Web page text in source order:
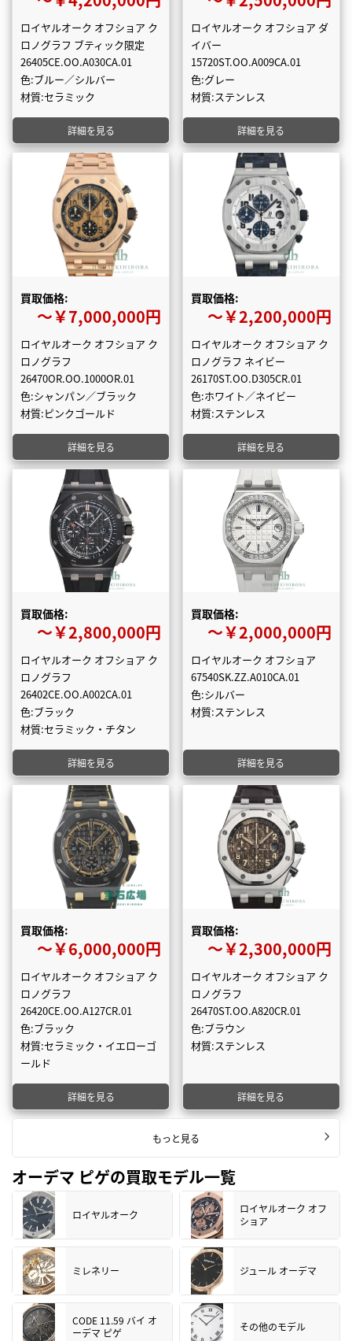
ロイヤルオーク オフショア ク
ロノグラフ ブティック限定
26405CE.OO.A030CA.01
色:ブルー／シルバー
材質:セラミック
詳細を見る
ロイヤルオーク オフショア ダ
イバー
15720ST.OO.A009CA.01
色:グレー
材質:ステンレス
詳細を見る
買取価格:
〜￥7,000,000円
ロイヤルオーク オフショア ク
ロノグラフ
26470OR.OO.1000OR.01
色:シャンパン／ブラック
材質:ピンクゴールド
詳細を見る
買取価格:
〜￥2,200,000円
ロイヤルオーク オフショア ク
ロノグラフ ネイビー
26170ST.OO.D305CR.01
色:ホワイト／ネイビー
材質:ステンレス
詳細を見る
買取価格:
〜￥2,800,000円
ロイヤルオーク オフショア ク
ロノグラフ
26402CE.OO.A002CA.01
色:ブラック
材質:セラミック・チタン
詳細を見る
買取価格:
〜￥2,000,000円
ロイヤルオーク オフショア
67540SK.ZZ.A010CA.01
色:シルバー
材質:ステンレス
詳細を見る
買取価格:
〜￥6,000,000円
ロイヤルオーク オフショア ク
ロノグラフ
26420CE.OO.A127CR.01
色:ブラック
材質:セラミック・イエローゴ
ールド
詳細を見る
買取価格:
〜￥2,300,000円
ロイヤルオーク オフショア ク
ロノグラフ
26470ST.OO.A820CR.01
色:ブラウン
材質:ステンレス
詳細を見る
もっと見る
オーデマ ピゲの買取モデル一覧
ロイヤルオーク
ロイヤルオーク オフ
ショア
ミレネリー ジュール オーデマ
CODE 11.59 バイ オ
ーデマ ピゲ
その他のモデル